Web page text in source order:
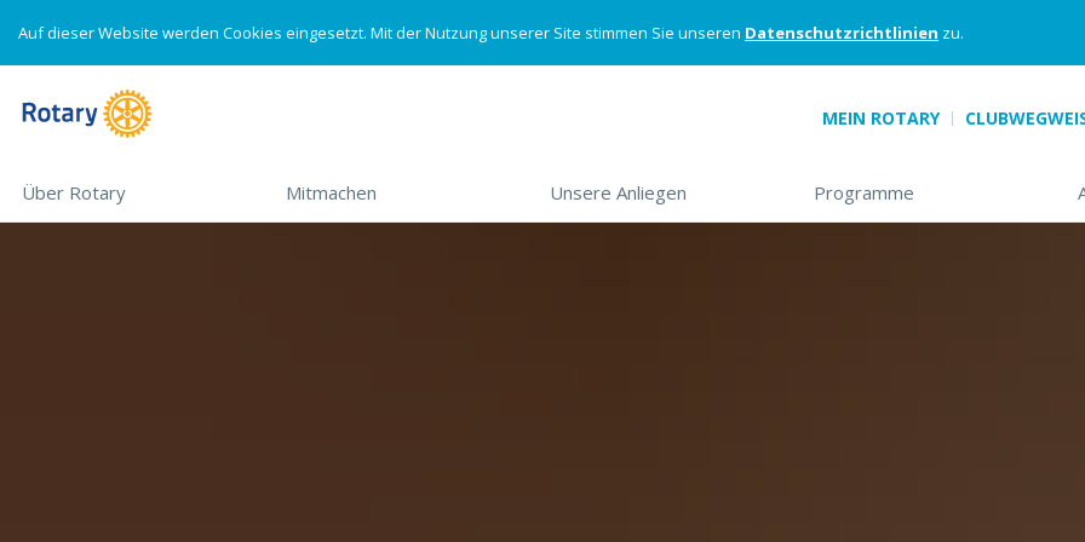
Auf dieser Website werden Cookies eingesetzt. Mit der Nutzung unserer Site stimmen Sie unseren Datenschutzrichtlinien zu.
Skip to main content
MAIN
MENÜ MEIN ROTARY
Über Rotary (down arrow opens sub-menu)>
Mitmachen (down arrow opens sub-menu)>
Unsere Anliegen (down arrow opens sub-menu)>
Programme (down arrow opens